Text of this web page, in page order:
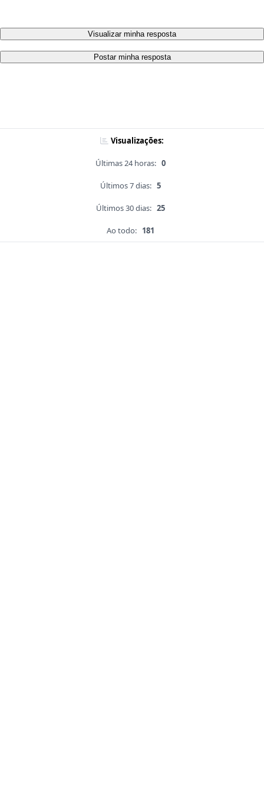
Visualizar minha resposta
Postar minha resposta
Visualizações:
Últimas 24 horas: 0
Últimos 7 dias: 5
Últimos 30 dias: 25
Ao todo: 181